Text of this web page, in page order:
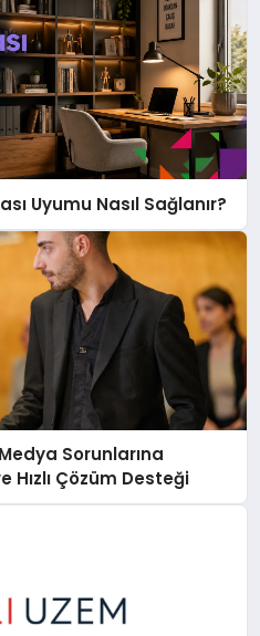
Uyumu Nasıl Sağlanır?
Sorunlarına
Çözüm Desteği